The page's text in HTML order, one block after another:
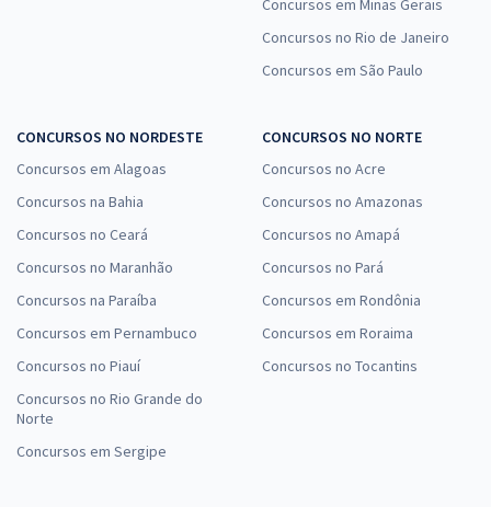
Concursos em Minas Gerais
Concursos no Rio de Janeiro
Concursos em São Paulo
CONCURSOS NO NORDESTE
Concursos em Alagoas
Concursos na Bahia
Concursos no Ceará
Concursos no Maranhão
Concursos na Paraíba
Concursos em Pernambuco
Concursos no Piauí
Concursos no Rio Grande do
Norte
Concursos em Sergipe
CONCURSOS NO NORTE
Concursos no Acre
Concursos no Amazonas
Concursos no Amapá
Concursos no Pará
Concursos em Rondônia
Concursos em Roraima
Concursos no Tocantins